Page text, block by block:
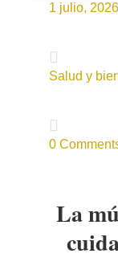
1 julio, 2026

Salud y

0
La